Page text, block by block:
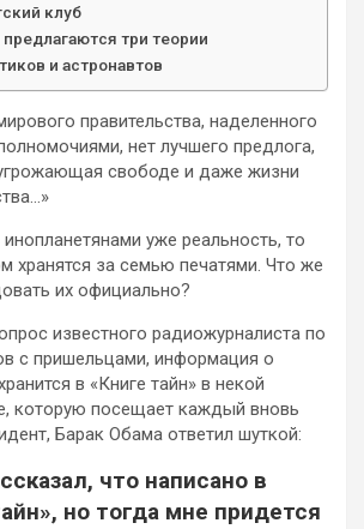
клуб
три теории
и астронавтов
правительства, наделенного
нет лучшего предлога,
свободе и даже жизни
уже реальность, то
хранятся за семью печатями. Что же
их официально?
известного радиожурналиста по
с пришельцами, информация о
в «Книге тайн» в некой
которую посещает каждый вновь
Барак Обама ответил шуткой:
что написано в
но тогда мне придется